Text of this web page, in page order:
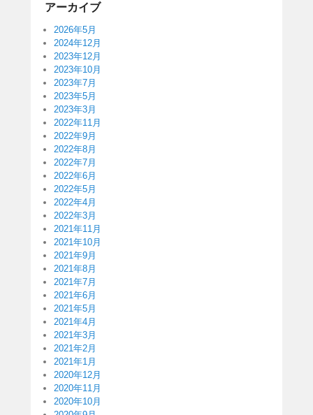
アーカイブ
2026年5月
2024年12月
2023年12月
2023年10月
2023年7月
2023年5月
2023年3月
2022年11月
2022年9月
2022年8月
2022年7月
2022年6月
2022年5月
2022年4月
2022年3月
2021年11月
2021年10月
2021年9月
2021年8月
2021年7月
2021年6月
2021年5月
2021年4月
2021年3月
2021年2月
2021年1月
2020年12月
2020年11月
2020年10月